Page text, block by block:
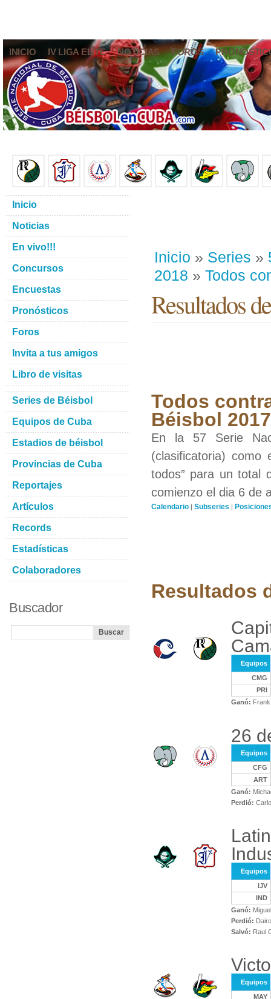
INICIO IV LIGA ELITE NOTICIAS FOROS
Inicio » Series »
2018 » Todos
Resultados
Todos
Béisbol
En la 57 Serie
(clasificatoria) como
todos” para un total
comienzo el dia 6 de
Calendario | Subseries |
Resultados
Equipos
CMG
PRI
Ganó:
26
Equipos
CFG
ART
Ganó:
Perdió:
Equipos
IJV
IND
Ganó:
Perdió:
Salvó: Raul
Equipos
MAY
Inicio
Noticias
En vivo!!!
Concursos
Encuestas
Pronósticos
Foros
Invita a tus amigos
Libro de visitas
Series de Béisbol
Equipos de Cuba
Estadios de béisbol
Provincias de Cuba
Reportajes
Artículos
Records
Estadísticas
Colaboradores
Buscador